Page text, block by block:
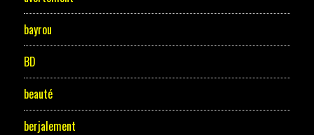
bayrou
BD
beauté
berjalement